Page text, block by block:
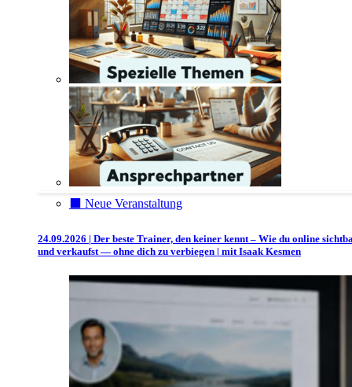
⬛️ Neue Veranstaltung
24.09.2026 | Der beste Trainer, den keiner kennt – Wie du online
und verkaufst — ohne dich zu verbiegen | mit Isaak Kesmen